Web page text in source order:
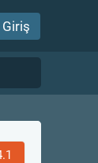
Giriş